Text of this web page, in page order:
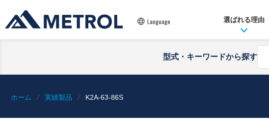
Language 選ばれる理由
型式・キーワードから探す
ホーム 実績製品 K2A-63-86S